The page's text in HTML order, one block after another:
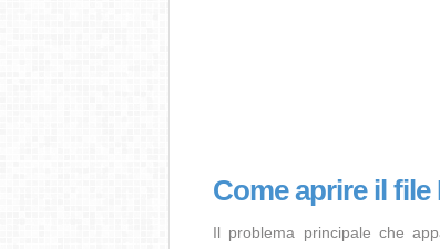
Come aprire il file
Il problema principale che